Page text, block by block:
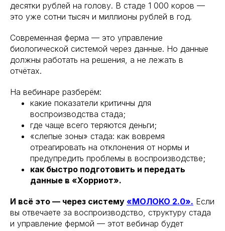
десятки рублей на голову. В стаде 1 000 коров —
это уже сотни тысяч и миллионы рублей в год.
Современная ферма — это управление
биологической системой через данные. Но данные
должны работать на решения, а не лежать в
отчётах.
На вебинаре разберём:
какие показатели критичны для
воспроизводства стада;
где чаще всего теряются деньги;
«слепые зоны» стада: как вовремя
отреагировать на отклонения от нормы и
предупредить проблемы в воспроизводстве;
как быстро подготовить и передать
данные в «Хорриот».
И всё это — через систему «МОЛОКО 2.0». Если
вы отвечаете за воспроизводство, структуру стада
и управление фермой — этот вебинар будет